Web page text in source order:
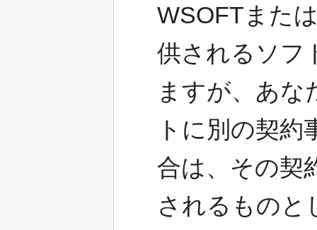
WSOFTまた
供されるソフ
ますが、あな
トに別の契
合は、その契
されるものと